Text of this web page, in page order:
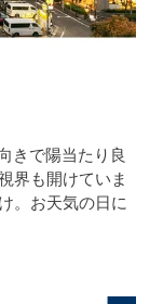
きで陽当たり良
界も開けていま
。お天気の日に